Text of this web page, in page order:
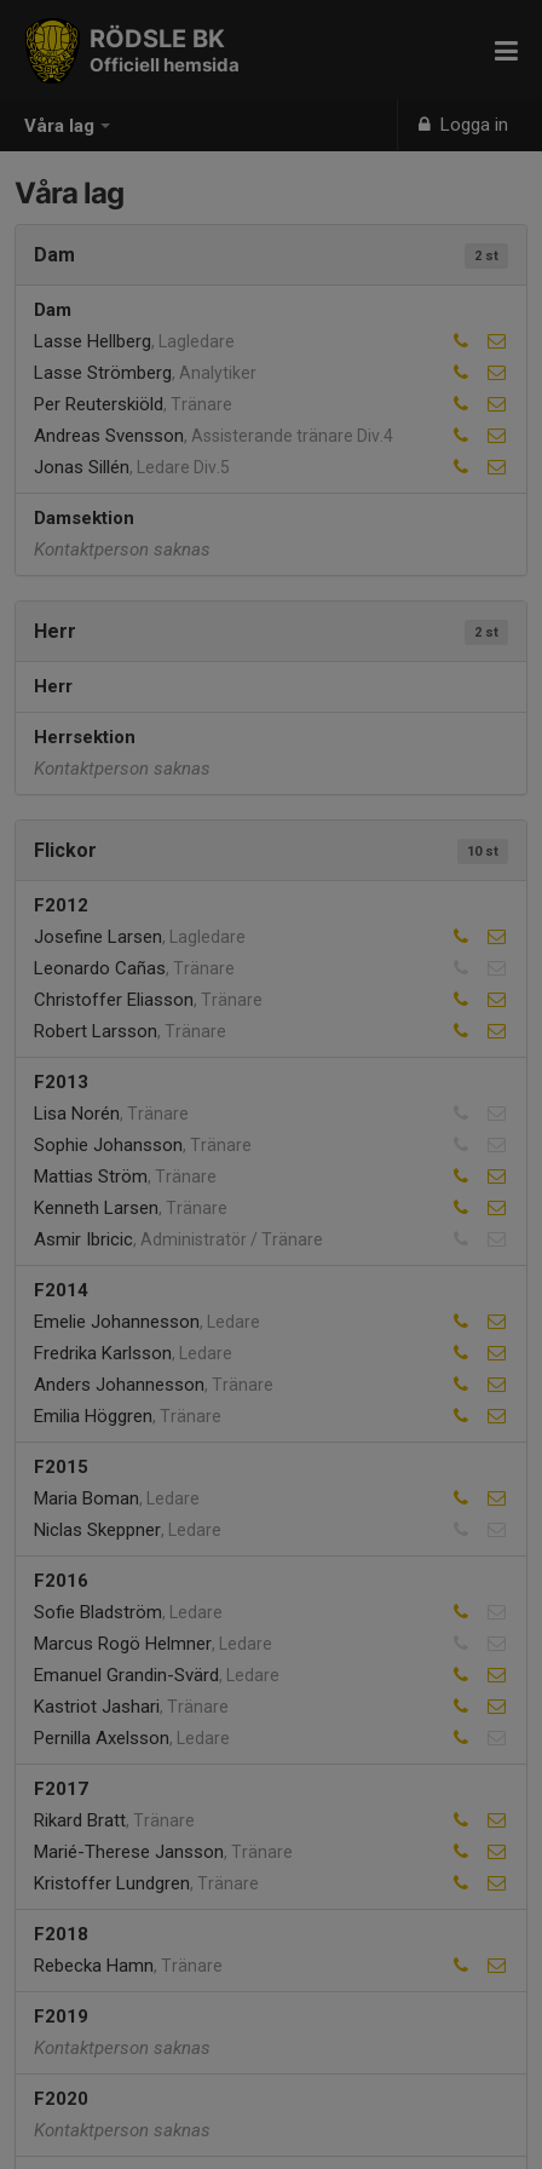
Våra lag Logga in
RÖDSLE BK
Officiell hemsida
Våra lag
2 st
Dam
Dam
Lasse Hellberg, Lagledare
Lasse Strömberg, Analytiker
Per Reuterskiöld, Tränare
Andreas Svensson, Assisterande tränare Div.4
Jonas Sillén, Ledare Div.5
Damsektion
Kontaktperson saknas
2 st
Herr
Herr
Herrsektion
Kontaktperson saknas
10 st
Flickor
F2012
Josefine Larsen, Lagledare
Leonardo Cañas, Tränare
Christoffer Eliasson, Tränare
Robert Larsson, Tränare
F2013
Lisa Norén, Tränare
Sophie Johansson, Tränare
Mattias Ström, Tränare
Kenneth Larsen, Tränare
Asmir Ibricic, Administratör / Tränare
F2014
Emelie Johannesson, Ledare
Fredrika Karlsson, Ledare
Anders Johannesson, Tränare
Emilia Höggren, Tränare
F2015
Maria Boman, Ledare
Niclas Skeppner, Ledare
F2016
Sofie Bladström, Ledare
Marcus Rogö Helmner, Ledare
Emanuel Grandin-Svärd, Ledare
Kastriot Jashari, Tränare
Pernilla Axelsson, Ledare
F2017
Rikard Bratt, Tränare
Marié-Therese Jansson, Tränare
Kristoffer Lundgren, Tränare
F2018
Rebecka Hamn, Tränare
F2019
Kontaktperson saknas
F2020
Kontaktperson saknas